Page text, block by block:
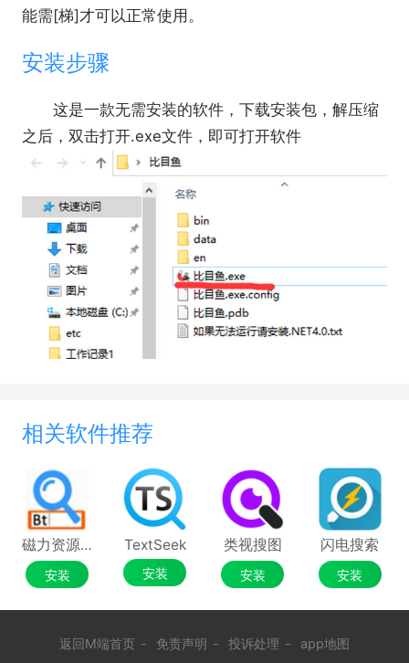
能需[梯]才可以正常使用。
安装步骤
这是一款无需安装的软件，下载安装包，解压缩
之后，双击打开.exe文件，即可打开软件
相关软件推荐
磁力资源搜索助手
安装
TextSeek
安装
类视搜图
安装
闪电搜索
安装
返回M端首页 - 免责声明 - 投诉处理 - app地图